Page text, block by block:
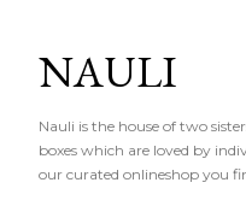
NAULI
Nauli is the house of two
boxes which are loved by
our curated onlineshop you